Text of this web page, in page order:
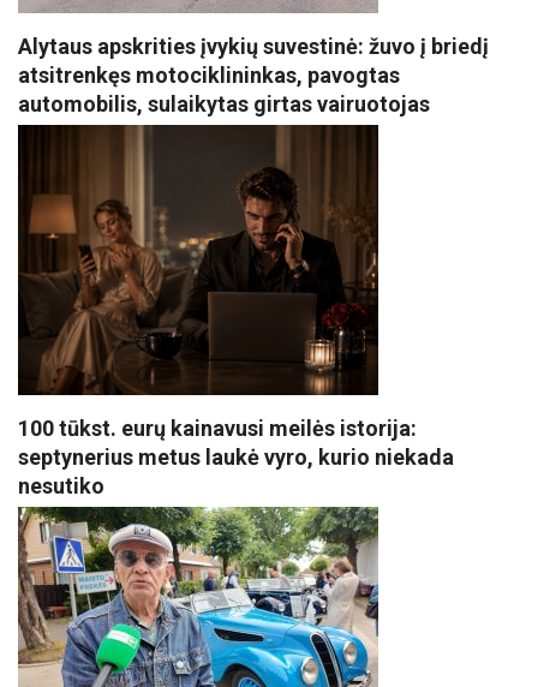
Alytaus apskrities įvykių suvestinė: žuvo į briedį
atsitrenkęs motociklininkas, pavogtas
automobilis, sulaikytas girtas vairuotojas
100 tūkst. eurų kainavusi meilės istorija:
septynerius metus laukė vyro, kurio niekada
nesutiko